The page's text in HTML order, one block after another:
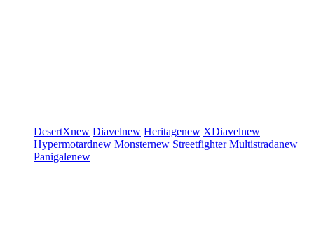
DesertXnew Diavelnew Heritagenew XDiavelnew
Hypermotardnew Monsternew StreetfighterMultistradanew
Panigalenew